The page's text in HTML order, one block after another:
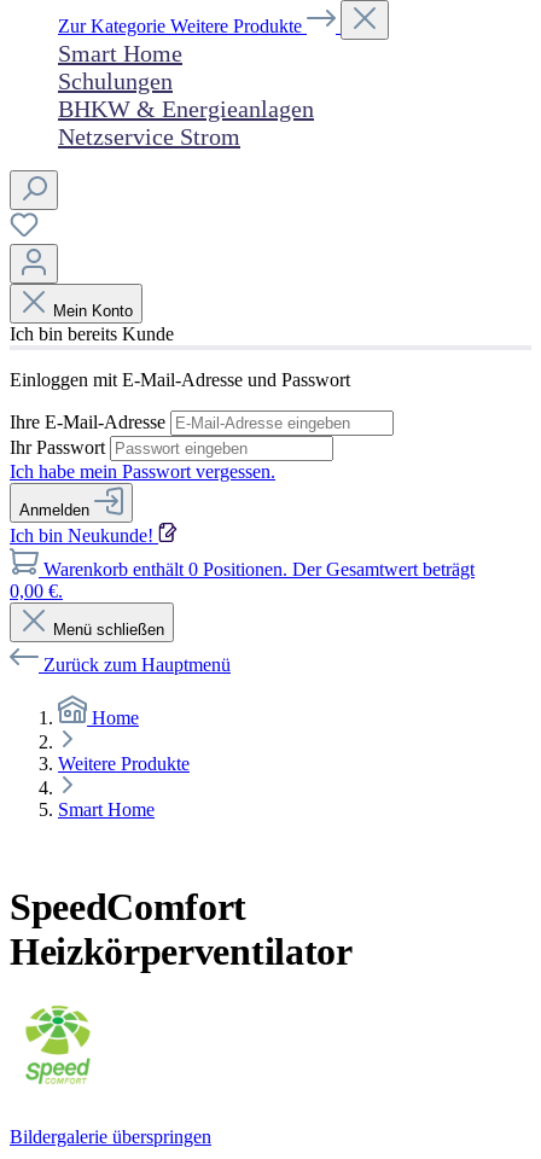
Zur Kategorie Weitere Produkte
Smart Home
Schulungen
BHKW & Energieanlagen
Netzservice Strom
Mein Konto
Ich bin bereits Kunde
Einloggen mit E-Mail-Adresse und Passwort
Ihre E-Mail-Adresse
Ihr Passwort
Ich habe mein Passwort vergessen.
Anmelden
Ich bin Neukunde!
Warenkorb enthält 0 Positionen. Der Gesamtwert beträgt
0,00 €.
Menü schließen
Zurück zum Hauptmenü
Home
Weitere Produkte
Smart Home
SpeedComfort
Heizkörperventilator
Bildergalerie überspringen